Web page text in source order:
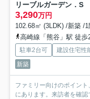
リーブルガーデン．
3,290万円
102.68㎡ (3LDK) /新築 /1
高崎線「熊谷」駅 徒歩
駐車2台可 建設住宅性
新築
ファミリー向けのポイン
にあります。来訪者を確